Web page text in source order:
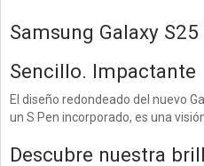
Samsung Galaxy
Sencillo. Impactante
El diseño redondeado del nuevo
un S Pen incorporado, es una
Descubre nuestra